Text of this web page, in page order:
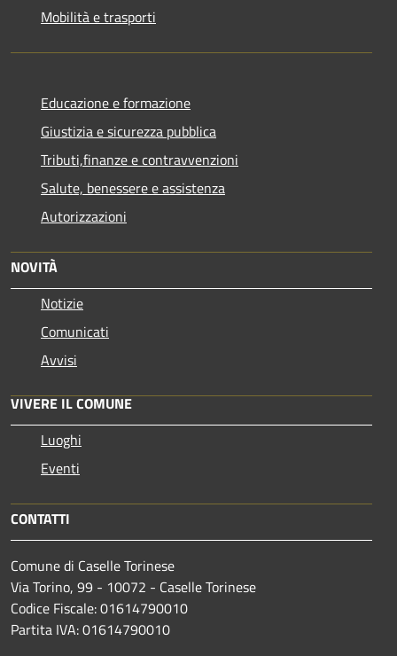
Mobilità e trasporti
Educazione e formazione
Giustizia e sicurezza pubblica
Tributi,finanze e contravvenzioni
Salute, benessere e assistenza
Autorizzazioni
NOVITÀ
Notizie
Comunicati
Avvisi
VIVERE IL COMUNE
Luoghi
Eventi
CONTATTI
Comune di Caselle Torinese
Via Torino, 99 - 10072 - Caselle Torinese
Codice Fiscale: 01614790010
Partita IVA: 01614790010